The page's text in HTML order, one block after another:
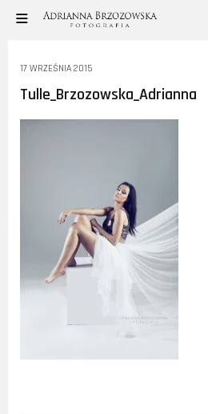
17 WRZEŚNIA 2015
Tulle_Brzozowska_Adrianna